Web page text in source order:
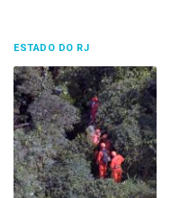
ESTADO DO RJ